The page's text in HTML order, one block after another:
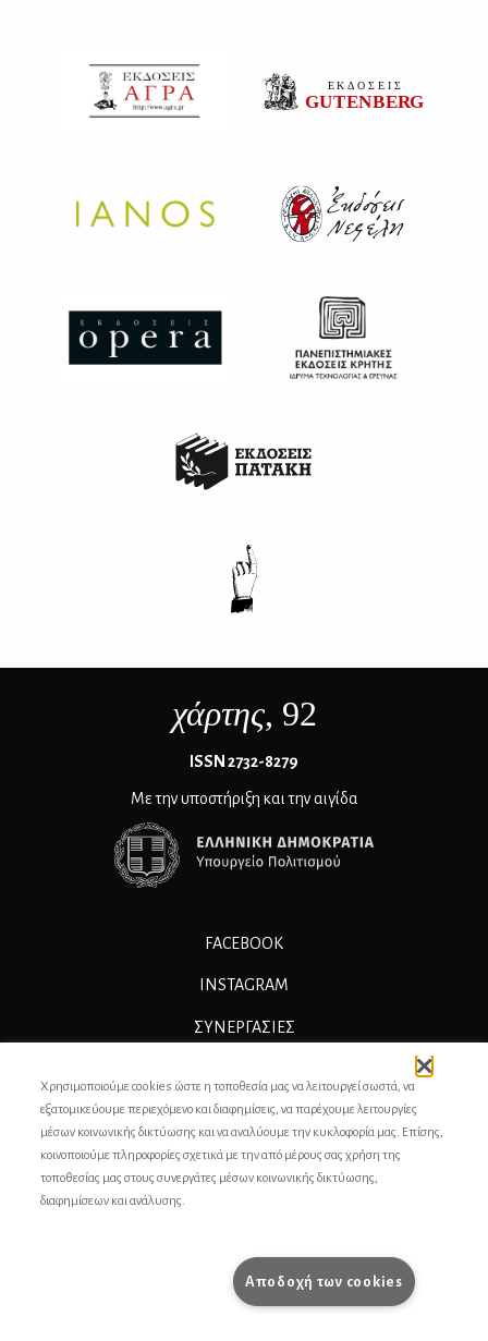
χάρτης, 92
ΙSSN 2732-8279
Με την υποστήριξη και την αιγίδα
FACEBOOK
INSTAGRAM
ΣΥΝΕΡΓΑΣΊΕΣ
ΕΠΙΚΟΙΝΩΝΙΑ
ΣΥΝΤΕΛΕΣΤΕΣ
ΟΡΟΙ ΧΡΗΣΗΣ
Χρησιμοποιούμε cookies ώστε η τοποθεσία μας να λειτουργεί σωστά, να
εξατομικεύουμε περιεχόμενο και διαφημίσεις, να παρέχουμε λειτουργίες
μέσων κοινωνικής δικτύωσης και να αναλύουμε την κυκλοφορία μας. Επίσης,
κοινοποιούμε πληροφορίες σχετικά με την από μέρους σας χρήση της
τοποθεσίας μας στους συνεργάτες μέσων κοινωνικής δικτύωσης,
διαφημίσεων και ανάλυσης.
Αποδοχή των cookies